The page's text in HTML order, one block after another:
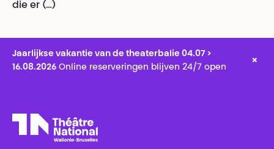
die er (…)
Jaarlijkse vakantie van de theaterbalie 04.07 >
16.08.2026 Online reserveringen blijven 24/7 open
×